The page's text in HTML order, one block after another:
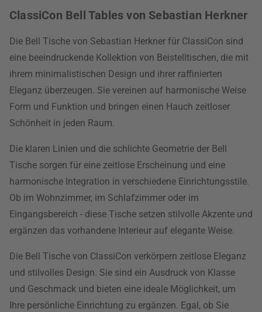
ClassiCon Bell Tables von Sebastian Herkner
Die Bell Tische von Sebastian Herkner für ClassiCon sind
eine beeindruckende Kollektion von Beistelltischen, die mit
ihrem minimalistischen Design und ihrer raffinierten
Eleganz überzeugen. Sie vereinen auf harmonische Weise
Form und Funktion und bringen einen Hauch zeitloser
Schönheit in jeden Raum.
Die klaren Linien und die schlichte Geometrie der Bell
Tische sorgen für eine zeitlose Erscheinung und eine
harmonische Integration in verschiedene Einrichtungsstile.
Ob im Wohnzimmer, im Schlafzimmer oder im
Eingangsbereich - diese Tische setzen stilvolle Akzente und
ergänzen das vorhandene Interieur auf elegante Weise.
Die Bell Tische von ClassiCon verkörpern zeitlose Eleganz
und stilvolles Design. Sie sind ein Ausdruck von Klasse
und Geschmack und bieten eine ideale Möglichkeit, um
Ihre persönliche Einrichtung zu ergänzen. Egal, ob Sie